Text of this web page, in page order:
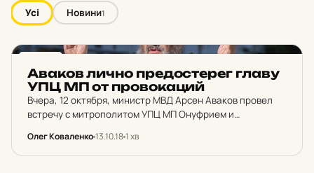
Усі Новини1
Аваков лично пре­д­ос­те­рег главу
УПЦ МП от про­во­ка­ций
Вчера, 12 октября, министр МВД Арсен Аваков провел
встречу с митрополитом УПЦ МП Онуфрием и
Олег Коваленко13.10.181 хв